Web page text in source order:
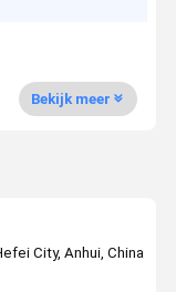
Bekijk meer
City, Anhui, China